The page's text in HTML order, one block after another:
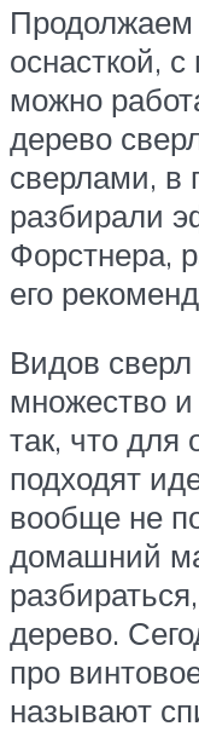
Продолжаем
оснасткой,
можно
дерево
сверлами, в
разбирали
Форстнера,
его
Видов
множество и
так, что для
подходят
вообще не
домашний
дерево.
про
называют